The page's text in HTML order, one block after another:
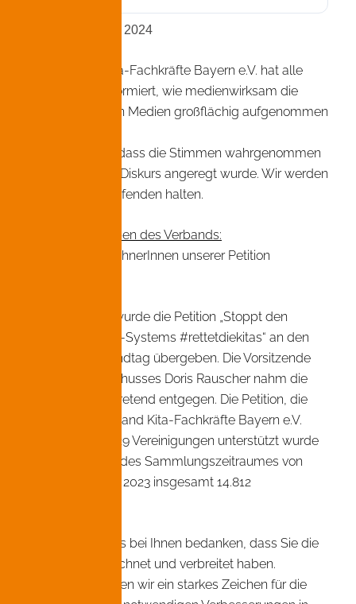
Update 13. März 2024
Der Verband Kita-Fachkräfte Bayern e.V. hat alle
Unterstützer informiert, wie medienwirksam die
Übergabe in den Medien großflächig aufgenommen
Wir freuen uns, dass die Stimmen wahrgenommen
wurden und ein Diskurs angeregt wurde. Wir werden
Sie auf dem Laufenden halten.
Hier das Schreiben des Verbands:
„Liebe UnterzeichnerInnen unserer Petition
am 29.02.2024 wurde die Petition „Stoppt den
Kollaps des Kita-Systems #rettetdiekitas“ an den
bayerischen Landtag übergeben. Die Vorsitzende
des Sozialausschusses Doris Rauscher nahm die
Petition stellvertretend entgegen. Die Petition, die
von uns als Verband Kita-Fachkräfte Bayern e.V.
initiiert und von 29 Vereinigungen unterstützt wurde
erhielt während des Sammlungszeitraumes von
Juni bis Oktober 2023 insgesamt 14.812
Wir möchten uns bei Ihnen bedanken, dass Sie die
Petition unterzeichnet und verbreitet haben.
Zusammen haben wir ein starkes Zeichen für die